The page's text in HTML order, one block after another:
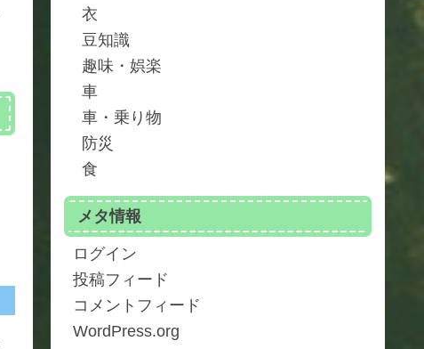
衣
豆知識
趣味・娯楽
車
車・乗り物
防災
食
メタ情報
ログイン
投稿フィード
コメントフィード
WordPress.org